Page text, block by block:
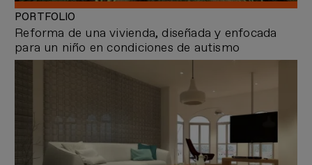
Reforma de una vivienda, diseñada y enfocada
para un niño en condiciones de autismo
PORTFOLIO